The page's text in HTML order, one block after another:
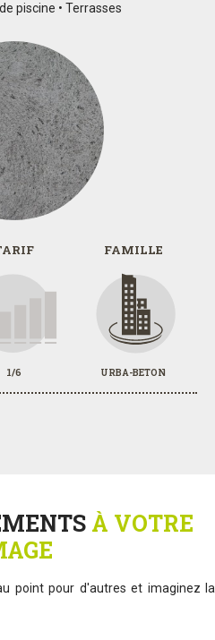
piscine • Terrasses
1/6
FAMILLE
URBA-BETON
À VOTRE
point pour d'autres et imaginez la